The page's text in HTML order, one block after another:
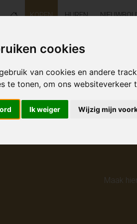
cookies
van cookies en andere
te tonen, om ons websiteverkeer
Ik weiger Wijzig mijn
KOPEN HUREN
Helaas
Maak